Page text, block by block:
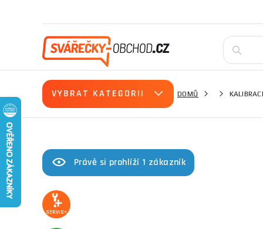
VYBRAT KATEGORII DOMŮ
Právě si prohlíží 1 zákazník
SERVIS+